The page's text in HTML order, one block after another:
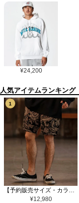
¥24,200
1
【予約販売サイズ・カラーにより納期異なる】【CAMBIO(カンビオ)】Gobelin Short Pants ショートパンツ(CAM25SS-002)
¥12,980